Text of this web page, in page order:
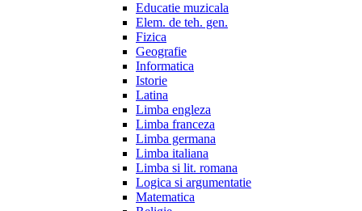
Educatie muzicala
Elem. de teh. gen.
Fizica
Geografie
Informatica
Istorie
Latina
Limba engleza
Limba franceza
Limba germana
Limba italiana
Limba si lit. romana
Logica si argumentatie
Matematica